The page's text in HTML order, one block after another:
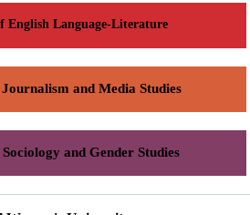
English Language-Literature
and Media Studies
and Gender Studies